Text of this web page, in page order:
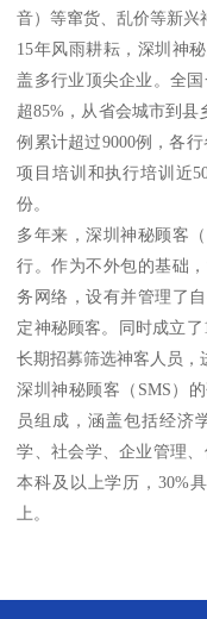
音）等窜货、乱价等新兴
15年风雨耕耘，深圳神
盖多行业顶尖企业。全
超85%，从省会城市到
例累计超过9000例，各
项目培训和执行培训近
份。
多年来，深圳神秘顾客
行。作为不外包的基础
务网络，设有并管理了
定神秘顾客。同时成立
长期招募筛选神客人员，
深圳神秘顾客（SMS）
员组成，涵盖包括经济
学、社会学、企业管理
本科及以上学历，30%
上。